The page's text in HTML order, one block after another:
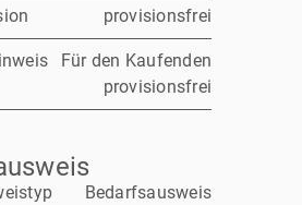
provisionsfrei
Für den Kaufenden
provisionsfrei
Bedarfsausweis